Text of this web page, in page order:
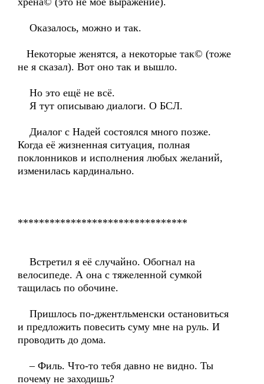
Оказалось, можно и так.
Некоторые женятся, а некоторые так© (тоже
не я сказал). Вот оно так и вышло.
Но это ещё не всё.
Я тут описываю диалоги. О БСЛ.
Диалог с Надей состоялся много позже.
Когда её жизненная ситуация, полная
поклонников и исполнения любых желаний,
изменилась кардинально.
********************************
Встретил я её случайно. Обогнал на
велосипеде. А она с тяжеленной сумкой
тащилась по обочине.
Пришлось по-джентльменски остановиться
и предложить повесить суму мне на руль. И
проводить до дома.
– Филь. Что-то тебя давно не видно. Ты
почему не заходишь?